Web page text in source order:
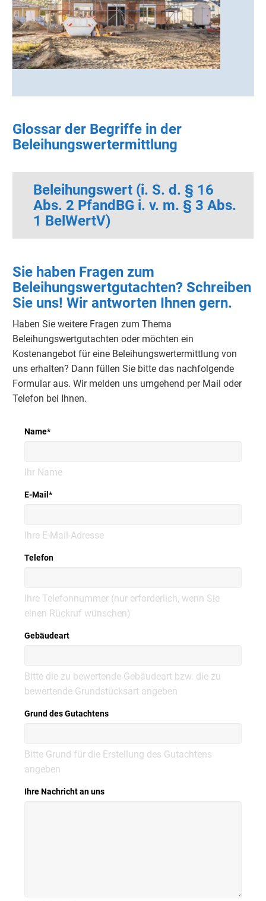
Glossar der Begriffe in der
Beleihungswertermittlung
Beleihungswert (i. S. d. § 16
Abs. 2 PfandBG i. v. m. § 3 Abs.
1 BelWertV)
Sie haben Fragen zum
Beleihungswertgutachten? Schreiben
Sie uns! Wir antworten Ihnen gern.
Haben Sie weitere Fragen zum Thema
Beleihungswertgutachten oder möchten ein
Kostenangebot für eine Beleihungswertermittlung von
uns erhalten? Dann füllen Sie bitte das nachfolgende
Formular aus. Wir melden uns umgehend per Mail oder
Telefon bei Ihnen.
Name*
Ihr Name
E-Mail *
Ihre E-Mail-Adresse
Telefon
Ihre Telefonnummer (nur erforderlich, wenn Sie
einen Rückruf wünschen)
Gebäudeart
Bitte die zu bewertende Gebäudeart bzw. die zu
bewertende Grundstücksart angeben
Grund des Gutachtens
Bitte Grund für die Erstellung des Gutachtens
angeben
Ihre Nachricht an uns